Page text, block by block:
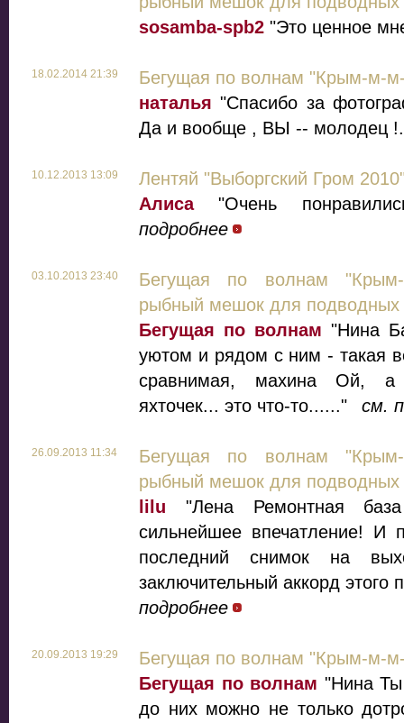
sosamba-spb2 "Это ценное
18.02.2014 21:39
Бегущая по волнам "Крым-м-
наталья "Спасибо за
Да и вообще , ВЫ -- молодец
10.12.2013 13:09
Лентяй "Выборгский Гром
Алиса"Очень
подробнее
03.10.2013 23:40
Бегущая по волнам
рыбный мешок для подводных
Бегущая по волнам "Нина
уютом и рядом с ним - такая
сравнимая, махина Ой, а
яхточек... это что-то......"
см.
26.09.2013 11:34
Бегущая по волнам
рыбный мешок для подводных
lilu "Лена Ремонтная
сильнейшее впечатление! И
последний снимок на
заключительный аккорд этого
подробнее
20.09.2013 19:29
Бегущая по волнам "Крым-м-
Бегущая по волнам "Нина
до них можно не только